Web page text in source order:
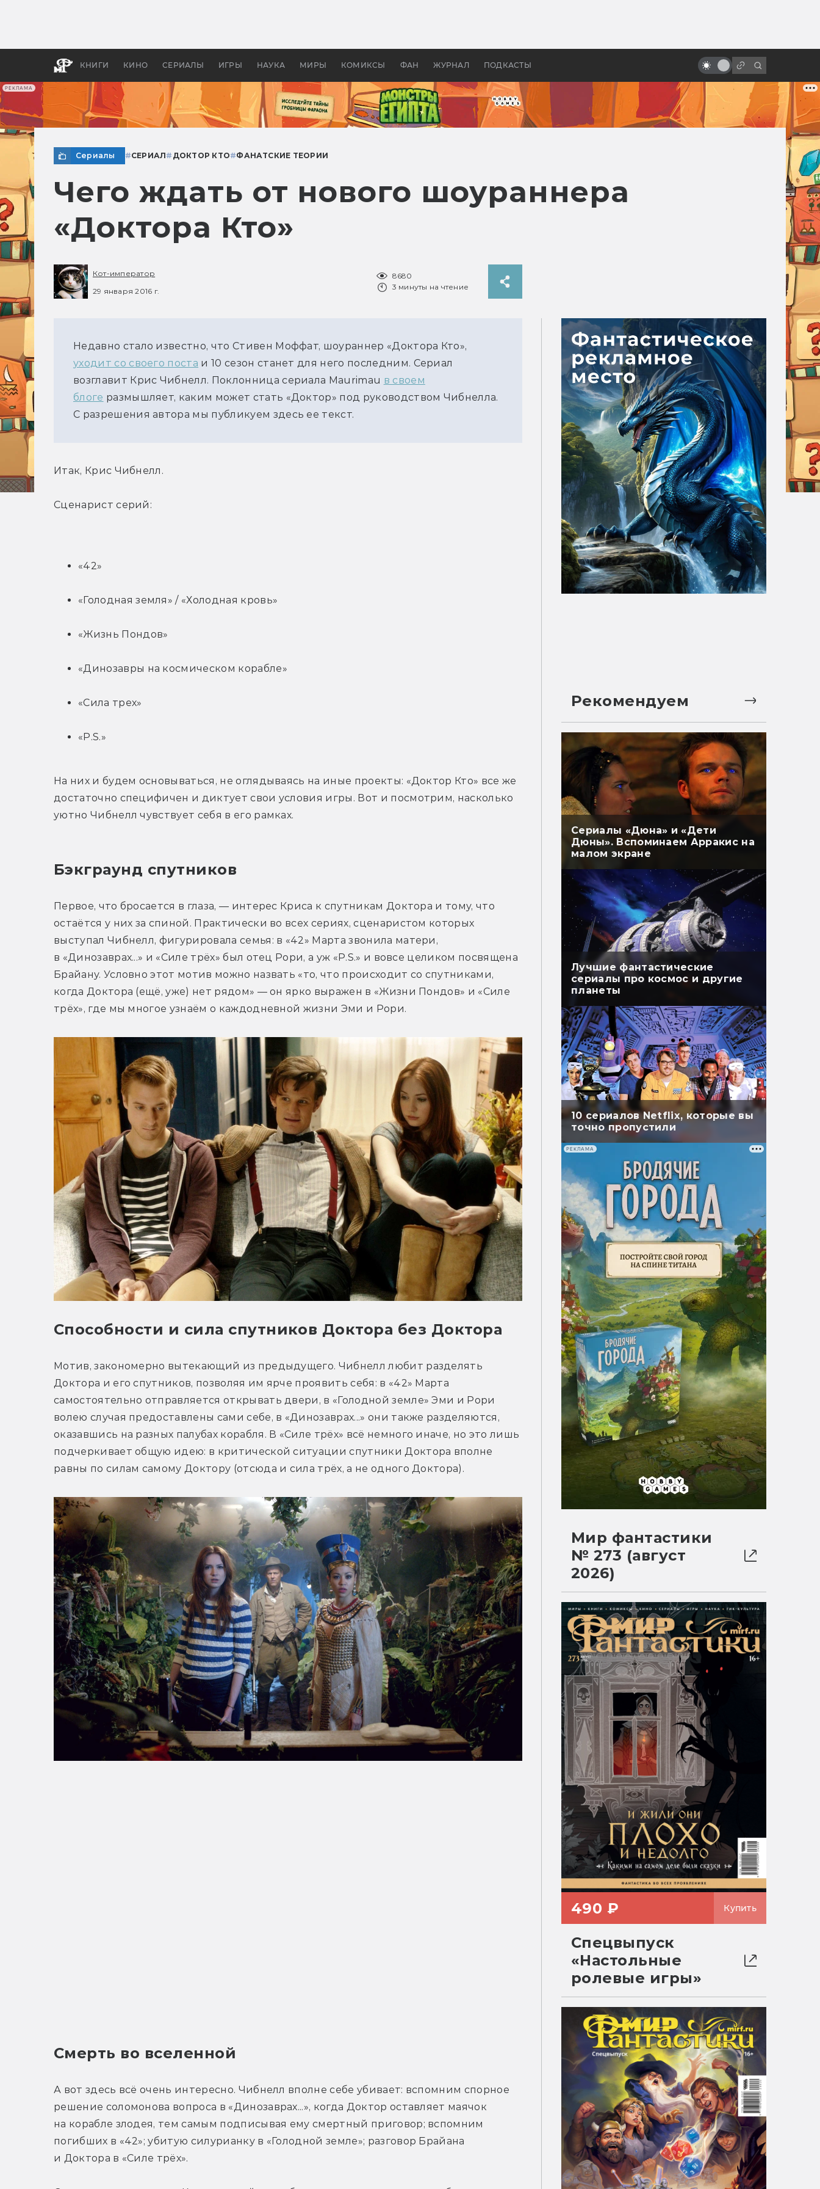
РЕКЛАМА
КНИГИ КИНО СЕРИАЛЫ ИГРЫ НАУКА МИРЫ КОМИКСЫ ФАН ЖУРНАЛ ПОДКАСТЫ
апокалипсис, в России —
бы «Властелина колец»
рождественские фильмы
Сериалы #СЕРИАЛ# ДОКТОР КТО#ФАНАТСКИЕ ТЕОРИИ
Чего ждать от нового шоураннера
«Доктора Кто»
Кот-император
29 января 2016 г.
8680
3 минуты на чтение
Недавно стало известно, что Стивен Моффат, шоураннер «Доктора Кто»,
уходит со своего поста и 10 сезон станет для него последним. Сериал
возглавит Крис Чибнелл. Поклонница сериала Maurimau в своем
блоге размышляет, каким может стать «Доктор» под руководством Чибнелла.
С разрешения автора мы публикуем здесь ее текст.
Итак, Крис Чибнелл.
Сценарист серий:
«42»
«Голодная земля» / «Холодная кровь»
«Жизнь Пондов»
«Динозавры на космическом корабле»
«Сила трех»
«P.S.»
На них и будем основываться, не оглядываясь на иные проекты: «Доктор Кто» все же
достаточно специфичен и диктует свои условия игры. Вот и посмотрим, насколько
уютно Чибнелл чувствует себя в его рамках.
Бэкграунд спутников
Первое, что бросается в глаза, — интерес Криса к спутникам Доктора и тому, что
остаётся у них за спиной. Практически во всех сериях, сценаристом которых
выступал Чибнелл, фигурировала семья: в «42» Марта звонила матери,
в «Динозаврах...» и «Силе трёх» был отец Рори, а уж «P.S.» и вовсе целиком посвящена
Брайану. Условно этот мотив можно назвать «то, что происходит со спутниками,
когда Доктора (ещё, уже) нет рядом» — он ярко выражен в «Жизни Пондов» и «Силе
трёх», где мы многое узнаём о каждодневной жизни Эми и Рори.
Способности и сила спутников Доктора без Доктора
Мотив, закономерно вытекающий из предыдущего. Чибнелл любит разделять
Доктора и его спутников, позволяя им ярче проявить себя: в «42» Марта
самостоятельно отправляется открывать двери, в «Голодной земле» Эми и Рори
волею случая предоставлены сами себе, в «Динозаврах...» они также разделяются,
оказавшись на разных палубах корабля. В «Силе трёх» всё немного иначе, но это лишь
подчеркивает общую идею: в критической ситуации спутники Доктора вполне
равны по силам самому Доктору (отсюда и сила трёх, а не одного Доктора).
Смерть во вселенной
А вот здесь всё очень интересно. Чибнелл вполне себе убивает: вспомним спорное
решение соломонова вопроса в «Динозаврах...», когда Доктор оставляет маячок
на корабле злодея, тем самым подписывая ему смертный приговор; вспомним
погибших в «42»; убитую силурианку в «Голодной земле»; разговор Брайана
и Доктора в «Силе трёх».
Рекомендуем
Сериалы «Дюна» и «Дети
Дюны». Вспоминаем Арракис на
малом экране
Лучшие фантастические
сериалы про космос и другие
планеты
10 сериалов Netflix, которые вы
точно пропустили
РЕКЛАМА
Мир фантастики
№ 273 (август
2026)
490 ₽ Купить
Спецвыпуск
«Настольные
ролевые игры»